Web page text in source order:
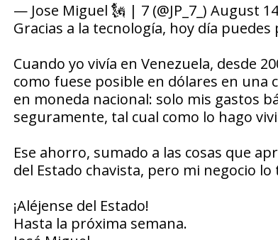
— Jose Miguel 🗽 | 7 (@JP_7_) August
Gracias a la tecnología, hoy día
Cuando yo vivía en Venezuela, desde
como fuese posible en dólares en
en moneda nacional: solo mis gastos
seguramente, tal cual como lo hago
Ese ahorro, sumado a las cosas que
del Estado chavista, pero mi negocio
¡Aléjense del Estado!
Hasta la próxima semana.